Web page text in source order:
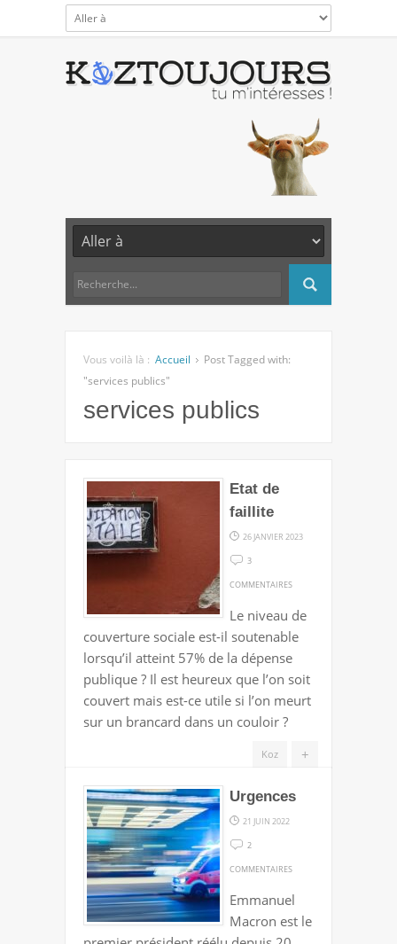
Vous voilà là : Accueil
Post Tagged with:
"services publics"
services publics
Etat de
faillite
26 JANVIER 2023
3
COMMENTAIRES
DE
FAILLITE
Le niveau de
couverture sociale est-il soutenable
lorsqu’il atteint 57% de la dépense
publique ? Il est heureux que l’on soit
couvert mais est-ce utile si l’on meurt
sur un brancard dans un couloir ?
+
Koz
Urgences
21 JUIN 2022
2
COMMENTAIRES
Emmanuel
Macron est le